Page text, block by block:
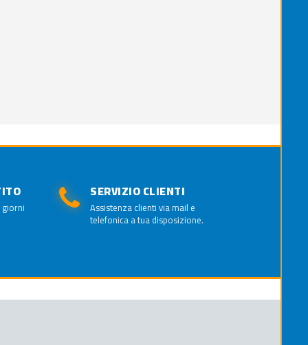
SERVIZIO CLIENTI
Assistenza clienti via mail e
telefonica a tua disposizione.